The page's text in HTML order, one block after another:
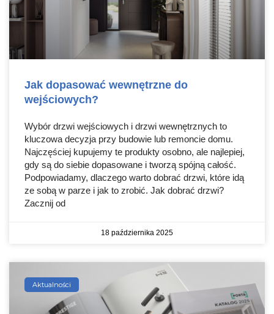
Jak dopasować wewnętrzne do
wejściowych?
Wybór drzwi wejściowych i drzwi wewnętrznych to
kluczowa decyzja przy budowie lub remoncie domu.
Najczęściej kupujemy te produkty osobno, ale najlepiej,
gdy są do siebie dopasowane i tworzą spójną całość.
Podpowiadamy, dlaczego warto dobrać drzwi, które idą
ze sobą w parze i jak to zrobić. Jak dobrać drzwi?
Zacznij od
18 października 2025
Aktualności